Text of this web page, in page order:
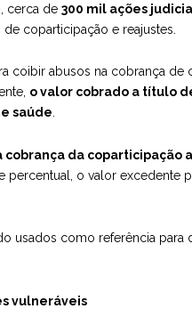
cerca de 300 mil ações
coparticipação e reajustes.
coibir abusos na cobrança
o valor cobrado a título
saúde
cobrança da coparticipação
percentual, o valor
usados como referência
vulneráveis